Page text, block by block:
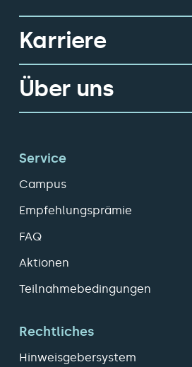
Karriere
Über uns
Service
Campus
Empfehlungsprämie
FAQ
Aktionen
Teilnahmebedingungen
Rechtliches
Hinweisgebersystem